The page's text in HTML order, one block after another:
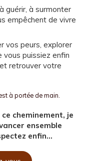
guérir, à surmonter
empêchent de vivre
vos peurs, explorer
vous puissiez enfin
retrouver votre
à portée de main.
cheminement, je
ensemble
enfin...